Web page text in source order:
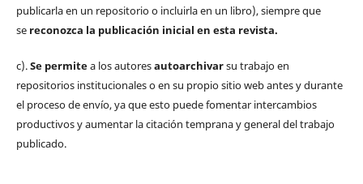
publicarla en un repositorio o incluirla en un libro), siempre que
sereconozca la publicación inicial en esta revista.
c).Se permitea los autoresautoarchivarsu trabajo en
repositorios institucionales o en su propio sitio web antes y durante
el proceso de envío, ya que esto puede fomentar intercambios
productivos y aumentar la citación temprana y general del trabajo
publicado.